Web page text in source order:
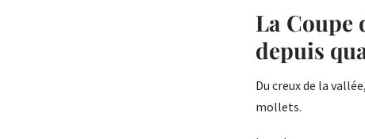
La Coupe
depuis
Du creux de la
mollets.